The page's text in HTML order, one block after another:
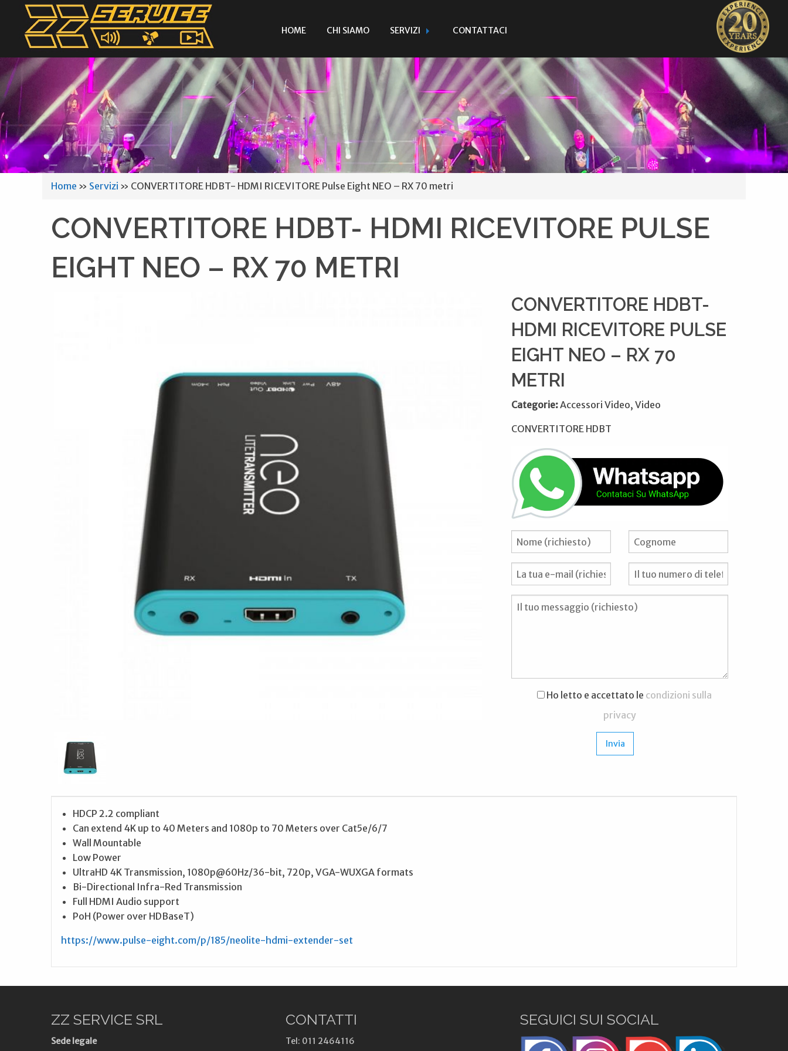
HOME CHI SIAMO SERVIZI CONTATTACI
Home » Servizi » CONVERTITORE HDBT- HDMI RICEVITORE Pulse Eight NEO – RX 70 metri
CONVERTITORE HDBT- HDMI RICEVITORE PULSE
EIGHT NEO – RX 70 METRI
CONVERTITORE HDBT-
HDMI RICEVITORE PULSE
EIGHT NEO – RX 70
METRI
Categorie:Accessori Video, Video
CONVERTITORE HDBT
Ho letto e accettato le condizioni sulla
privacy
HDCP 2.2 compliant
Can extend 4K up to 40 Meters and 1080p to 70 Meters over Cat5e/6/7
Wall Mountable
Low Power
UltraHD 4K Transmission, 1080p@60Hz/36-bit, 720p, VGA-WUXGA formats
Bi-Directional Infra-Red Transmission
Full HDMI Audio support
PoH (Power over HDBaseT)
https://www.pulse-eight.com/p/185/neolite-hdmi-extender-set
ZZ SERVICE SRL
Sede legale
CONTATTI
Tel: 011 2464116
SEGUICI SUI SOCIAL